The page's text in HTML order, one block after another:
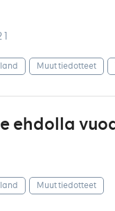
Muut tiedotteet
ehdolla
Muut tiedotteet